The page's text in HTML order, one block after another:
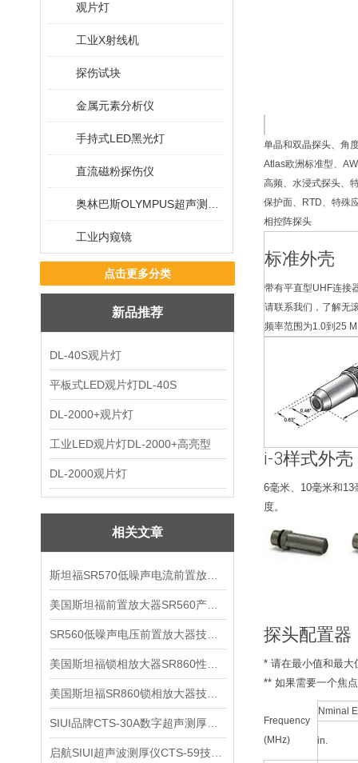
观片灯
工业X射线机
探伤试块
金属元素分析仪
手持式LED黑光灯
直流磁粉探伤仪
工业内窥镜
点击更多分类
新品推荐
DL-40S观片灯
平板式LED观片灯DL-40S
DL-2000+观片灯
工业LED观片灯DL-2000+高亮型
DL-2000观片灯
相关文章
单晶和双晶探头、角
Atlas欧洲标准型、
高频、水浸式探头、
保护面、RTD、特殊
相控阵探头
标准外壳
带有平直型UHF连接
请联系我们，了解无
频率范围为1.0到25
i-3样式外壳
6毫米、10毫米和
度。
探头配置器
* 请在最小值和最
** 如果需要一个焦
Frequency
(MHz)
Nminal
in.